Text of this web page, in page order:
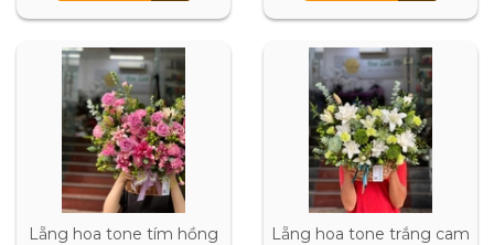
Lẵng hoa tone tím hồng Lẵng hoa tone trắng cam